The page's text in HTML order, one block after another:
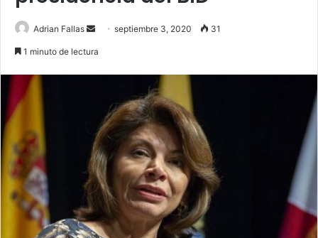
Adrian Fallas
Sendseptiembre 3, 2020 31
1 minuto de lectura